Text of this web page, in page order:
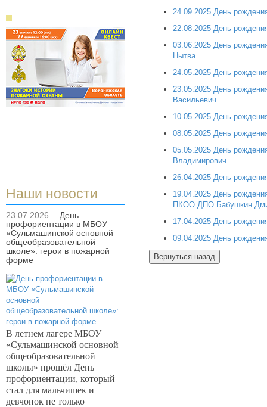
Наши новости
23.07.2026
День
профориентации в МБОУ
«Сульмашинской основной
общеобразовательной
школе»: герои в пожарной
форме
В летнем лагере МБОУ
«Сульмашинской основной
общеобразовательной
школы» прошёл День
профориентации, который
стал для мальчишек и
девчонок не только
24.09.2025 День
22.08.2025 День
03.06.2025 День
Нытва
24.05.2025 День
23.05.2025 День
Васильевич
10.05.2025 День
08.05.2025 День
05.05.2025 День
Владимирович
26.04.2025 День
19.04.2025 День
ПКОО ДПО Бабушкин
17.04.2025 День
09.04.2025 День